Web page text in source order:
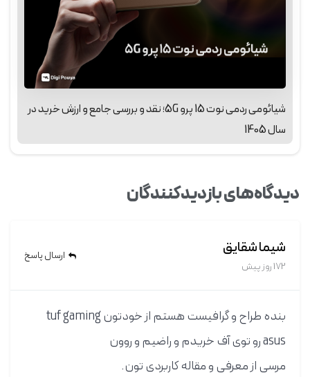
شیائومی ردمی نوت 15 پرو 5G؛ نقد و بررسی جامع و ارزش خرید در
سال 1405
دیدگاه‌های بازدیدکنندگان
شیما شقایق
172 روز پیش
ارسال پاسخ
بنده طراح و گرافیست هستم از خودتون tuf gaming
asus رو توی آف خریدم و راضیم و روون
مرسی از معرفی و مقاله کاربردی تون.